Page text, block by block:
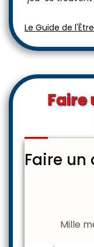
Le Guide de
Faire
Faire
Mille